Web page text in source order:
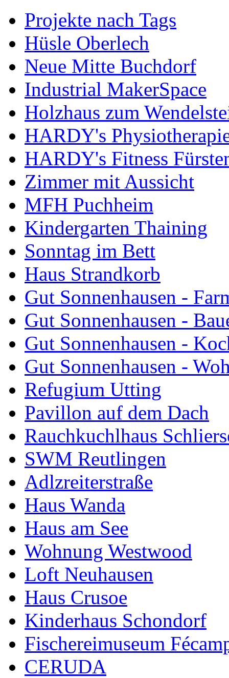
Projekte nach Tags
Hüsle Oberlech
Neue Mitte Buchdorf
Industrial MakerSpace
Holzhaus zum
HARDY's
HARDY's Fitness
Zimmer mit Aussicht
MFH Puchheim
Kindergarten Thaining
Sonntag im Bett
Haus Strandkorb
Gut Sonnenhausen -
Gut Sonnenhausen -
Gut Sonnenhausen -
Gut Sonnenhausen -
Refugium Utting
Pavillon auf dem Dach
Rauchkuchlhaus
SWM Reutlingen
Adlzreiterstraße
Haus Wanda
Haus am See
Wohnung Westwood
Loft Neuhausen
Haus Crusoe
Kinderhaus Schondorf
Fischereimuseum
CERUDA